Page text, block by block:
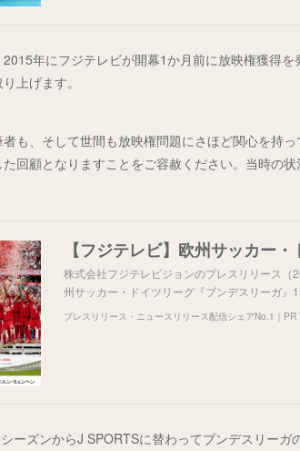
年にフジテレビが開幕1か月前に放映権獲得
上げます。
も、そして世間も放映権問題にさほど関心を持
回顧となりますことをご容赦ください。当時の
株式会社フジテレビジョンのプレスリリース
州サッカー・ドイツリーグ『ブンデスリーガ
プレスリリース・ニュースリリース配信シェアNo.1｜PR
ーズンからJ SPORTSに替わってブンデスリーガ